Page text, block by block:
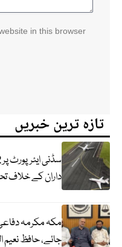
in this browser
تازہ ترین خبریں
داران کے خلاف
مکہ مکرمہ
جائے، حافظ نعیم